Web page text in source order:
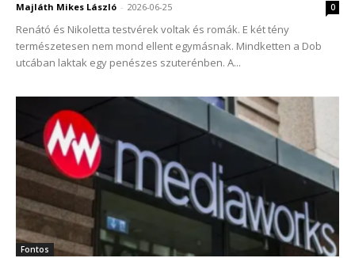
Majláth Mikes László - 2026-06-25 0
Renátó és Nikoletta testvérek voltak és romák. E két tény
természetesen nem mond ellent egymásnak. Mindketten a Dob
utcában laktak egy penészes szuterénben. A...
Fontos